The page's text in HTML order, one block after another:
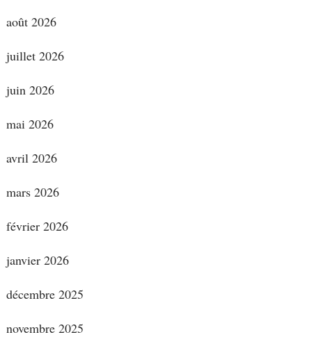
août 2026
juillet 2026
juin 2026
mai 2026
avril 2026
mars 2026
février 2026
janvier 2026
décembre 2025
novembre 2025